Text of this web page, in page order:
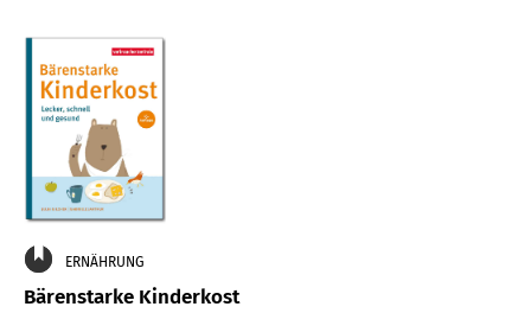
ERNÄHRUNG
Bärenstarke Kinderkost